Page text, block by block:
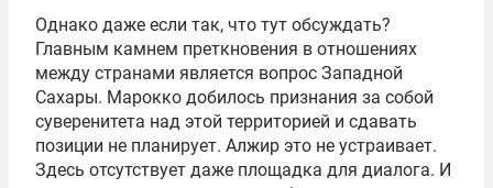
Однако даже если так, что тут обсуждать?
Главным камнем преткновения в отношениях
между странами является вопрос Западной
Сахары. Марокко добилось признания за собой
суверенитета над этой территорией и сдавать
позиции не планирует. Алжир это не устраивает.
Здесь отсутствует даже площадка для диалога. И